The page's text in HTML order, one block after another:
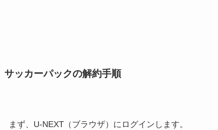
サッカーパックの解約手順
まず、U-NEXT（ブラウザ）にログインします。